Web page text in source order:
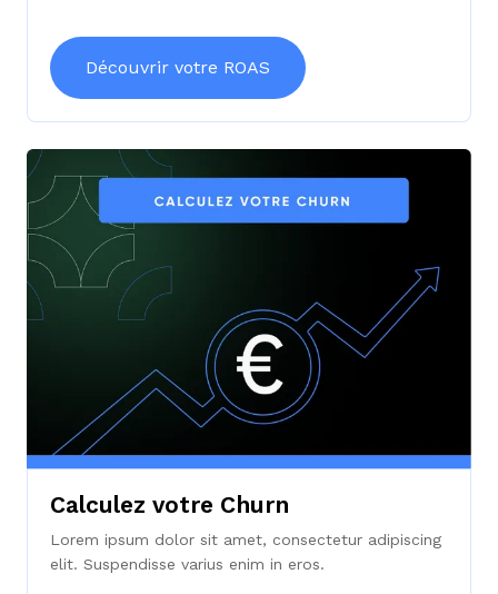
Découvrir votre ROAS
Calculez votre Churn
Lorem ipsum dolor sit amet, consectetur adipiscing
elit. Suspendisse varius enim in eros.